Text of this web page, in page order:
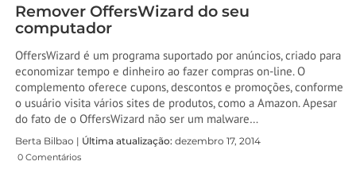
Remover OffersWizard do seu
computador
OffersWizard é um programa suportado por anúncios, criado para
economizar tempo e dinheiro ao fazer compras on-line. O
complemento oferece cupons, descontos e promoções, conforme
o usuário visita vários sites de produtos, como a Amazon. Apesar
do fato de o OffersWizard não ser um malware…
Berta Bilbao | Última atualização: dezembro 17, 2014
0 Comentários